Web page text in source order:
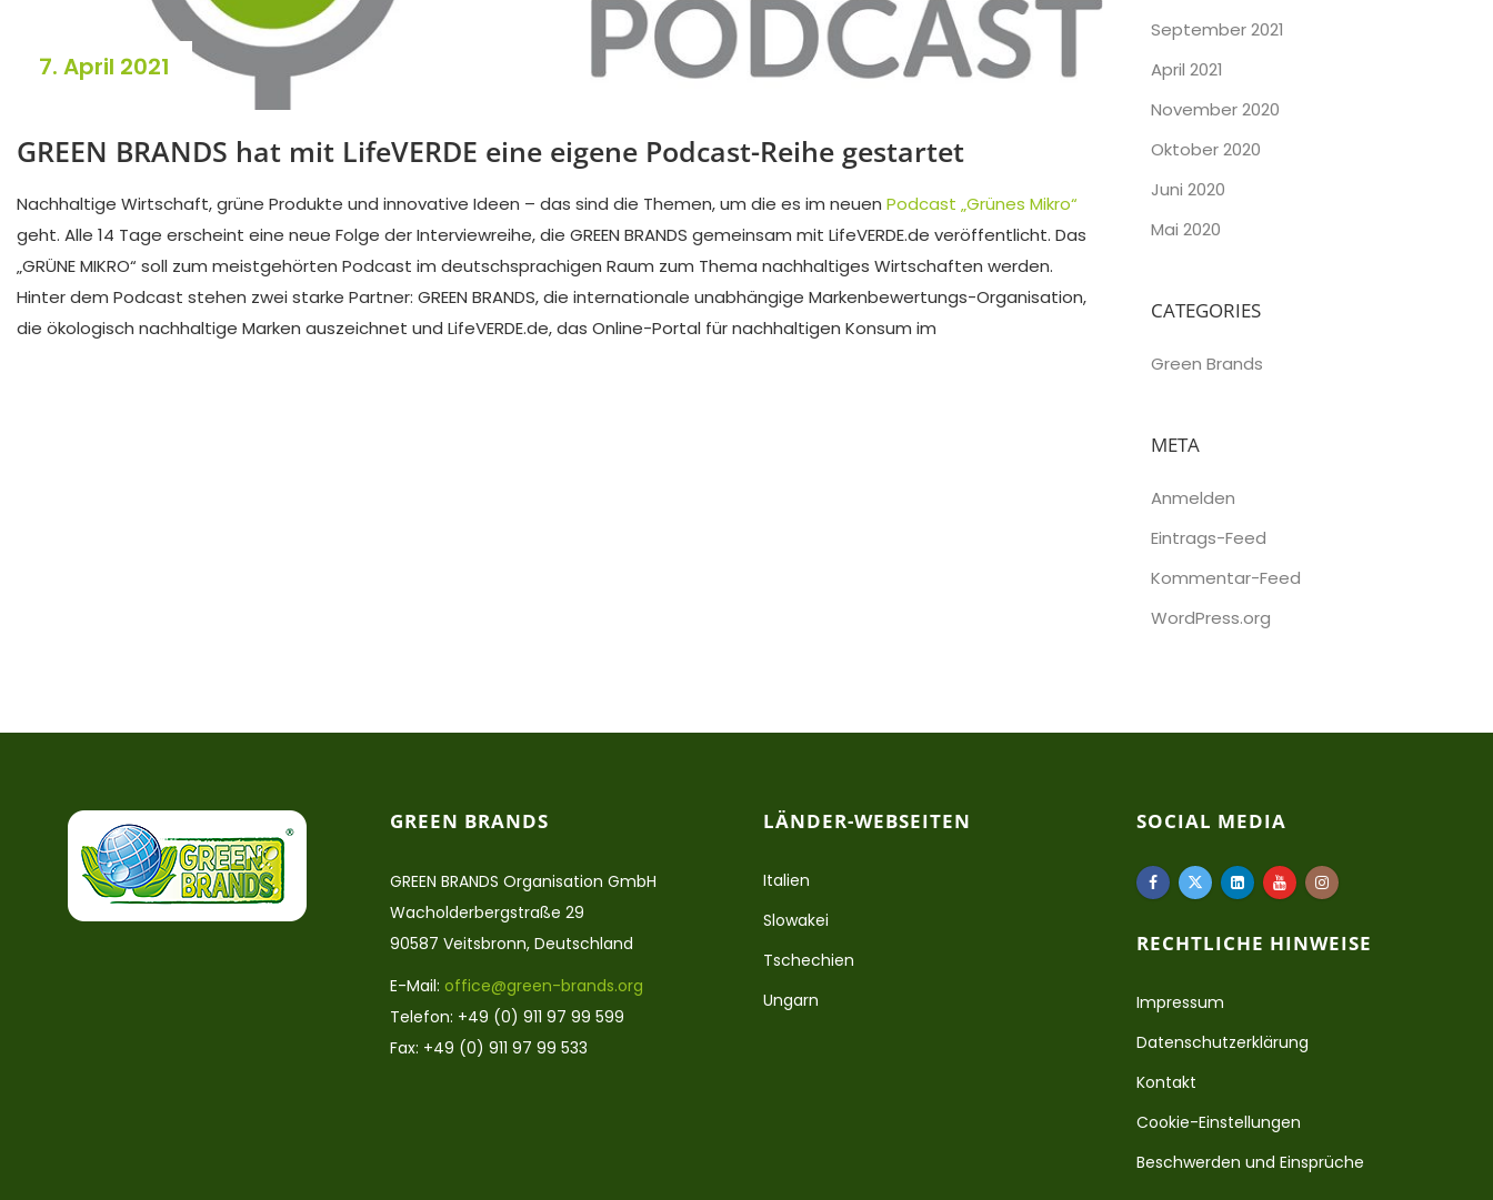
7. April 2021
GREEN BRANDS hat mit LifeVERDE eine eigene Podcast-Reihe gestartet
Nachhaltige Wirtschaft, grüne Produkte und innovative Ideen – das sind die Themen, um die es im neuen Podcast „Grünes Mikro“
geht. Alle 14 Tage erscheint eine neue Folge der Interviewreihe, die GREEN BRANDS gemeinsam mit LifeVERDE.de veröffentlicht. Das
„GRÜNE MIKRO“ soll zum meistgehörten Podcast im deutschsprachigen Raum zum Thema nachhaltiges Wirtschaften werden.
Hinter dem Podcast stehen zwei starke Partner: GREEN BRANDS, die internationale unabhängige Markenbewertungs-Organisation,
die ökologisch nachhaltige Marken auszeichnet und LifeVERDE.de, das Online-Portal für nachhaltigen Konsum im
September 2021
April 2021
November 2020
Oktober 2020
Juni 2020
Mai 2020
CATEGORIES
Green Brands
META
Anmelden
Eintrags-Feed
Kommentar-Feed
WordPress.org
GREEN BRANDS
GREEN BRANDS Organisation GmbH
Wacholderbergstraße 29
90587 Veitsbronn, Deutschland
E-Mail: office@green-brands.org
Telefon: +49 (0) 911 97 99 599
Fax: +49 (0) 911 97 99 533
LÄNDER-WEBSEITEN
Italien
Slowakei
Tschechien
Ungarn
SOCIAL MEDIA
RECHTLICHE HINWEISE
Impressum
Datenschutzerklärung
Kontakt
Cookie-Einstellungen
Beschwerden und Einsprüche